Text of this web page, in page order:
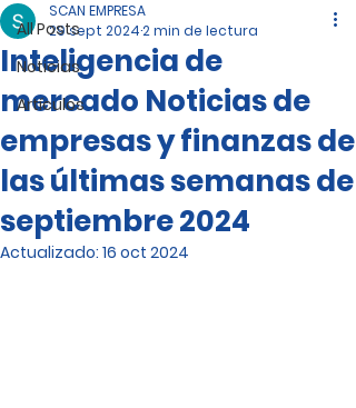
All Posts
Noticias
Artículos
Inteligencia de
mercado Noticias de
empresas y finanzas de
las últimas semanas de
septiembre 2024
SCAN EMPRESA
29 sept 20242 min de lectura
Actualizado: 16 oct 2024